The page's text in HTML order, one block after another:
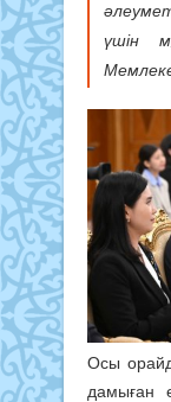
үшін
Осы
дамыған